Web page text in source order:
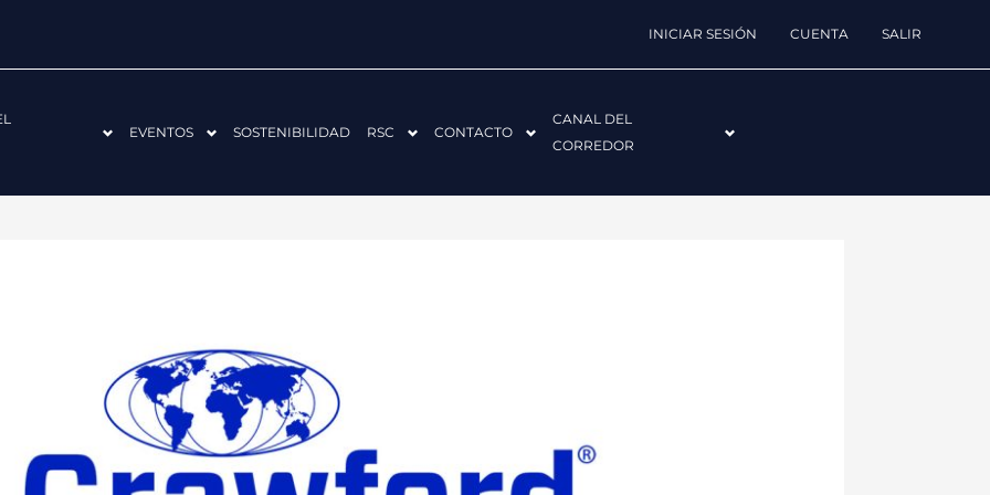
INICIAR SESIÓN CUENTA SALIR
EVENTOS SOSTENIBILIDAD RSC CONTACTO
CANAL DEL
CORREDOR